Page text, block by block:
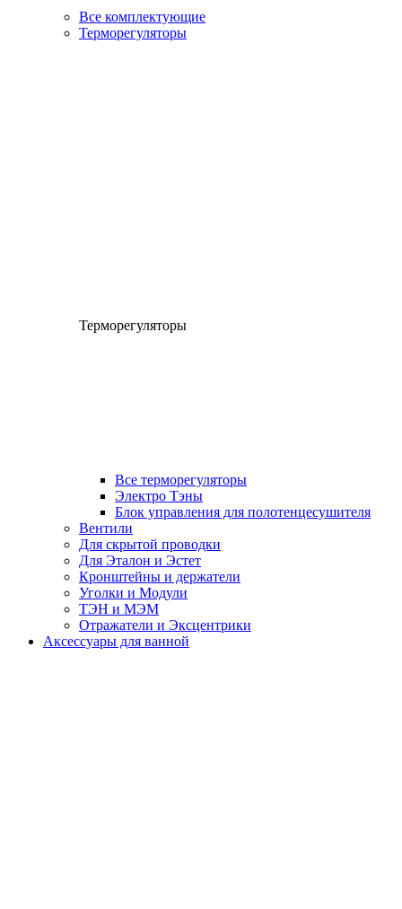
Все комплектующие
Терморегуляторы
Терморегуляторы
Все терморегуляторы
Электро Тэны
Блок управления для полотенцесушителя
Вентили
Для скрытой проводки
Для Эталон и Эстет
Кронштейны и держатели
Уголки и Модули
ТЭН и МЭМ
Отражатели и Эксцентрики
Аксессуары для ванной